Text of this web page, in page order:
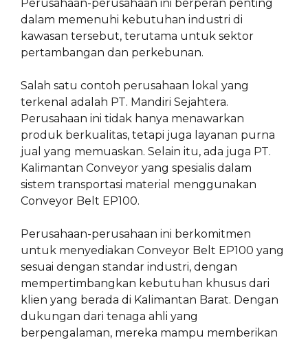
Perusahaan-perusahaan ini berperan penting
dalam memenuhi kebutuhan industri di
kawasan tersebut, terutama untuk sektor
pertambangan dan perkebunan.
Salah satu contoh perusahaan lokal yang
terkenal adalah PT. Mandiri Sejahtera.
Perusahaan ini tidak hanya menawarkan
produk berkualitas, tetapi juga layanan purna
jual yang memuaskan. Selain itu, ada juga PT.
Kalimantan Conveyor yang spesialis dalam
sistem transportasi material menggunakan
Conveyor Belt EP100.
Perusahaan-perusahaan ini berkomitmen
untuk menyediakan Conveyor Belt EP100 yang
sesuai dengan standar industri, dengan
mempertimbangkan kebutuhan khusus dari
klien yang berada di Kalimantan Barat. Dengan
dukungan dari tenaga ahli yang
berpengalaman, mereka mampu memberikan